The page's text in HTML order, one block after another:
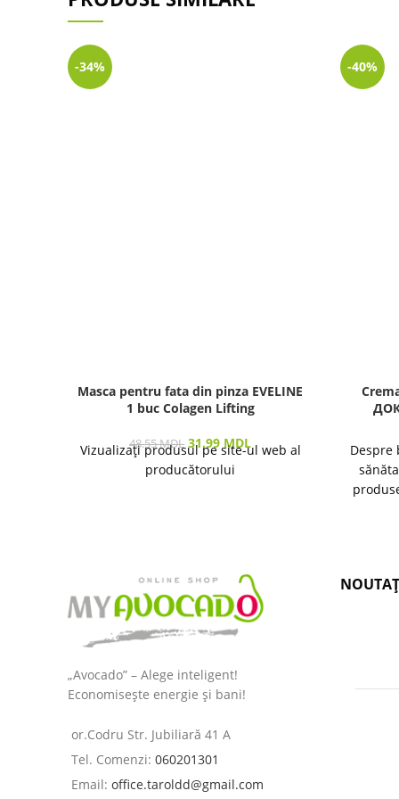
-34%
Masca pentru fata din pinza EVELINE
1 buc Colagen Lifting
48.55MDL 31.99 MDL
Vizualizați produsul pe site-ul web al
producătorului
-40%
Despre
„Avocado” – Alege inteligent!
Economisește energie și bani!
or.Codru Str. Jubiliară 41 A
Tel. Comenzi: 060201301
Email: office.taroldd@gmail.com